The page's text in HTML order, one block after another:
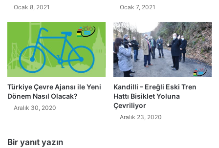
Ocak 8, 2021 Ocak 7, 2021
Türkiye Çevre Ajansı ile Yeni
Dönem Nasıl Olacak?
Aralık 30, 2020
Kandilli – Ereğli Eski Tren
Hattı Bisiklet Yoluna
Çevriliyor
Aralık 23, 2020
Bir yanıt yazın